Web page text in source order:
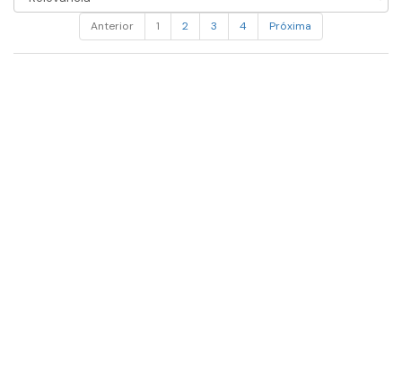
Anterior 1 2 3 4 Próxima